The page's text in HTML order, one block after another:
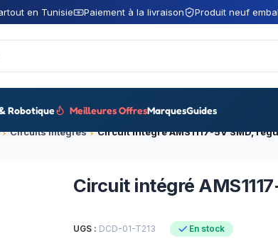
en Tunisie Paiement à la livraison Produit neuf
Robotique Meilleures OffresMarquesGuides
Circuits intégrés
Circuit intégré
UGS : DCD-01-T213 En stock